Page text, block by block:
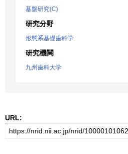
基盤研究(C)
研究分野
形態系基礎歯科学
研究機関
九州歯科大学
URL: